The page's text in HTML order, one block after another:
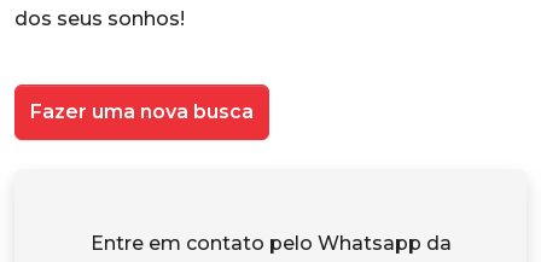
dos seus sonhos!
Fazer uma nova busca
Entre em contato pelo Whatsapp da